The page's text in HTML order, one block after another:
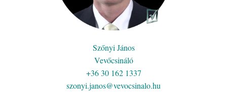
Szőnyi János
Vevőcsináló
+36 30 162 1337
szonyi.janos@vevocsinalo.hu